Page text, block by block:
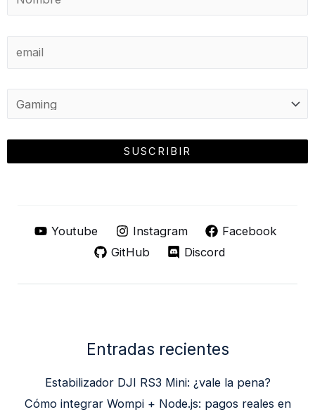
Youtube Instagram
Facebook
GitHub
Discord
Entradas recientes
Estabilizador DJI RS3 Mini: ¿vale la pena?
Cómo integrar Wompi + Node.js: pagos reales en